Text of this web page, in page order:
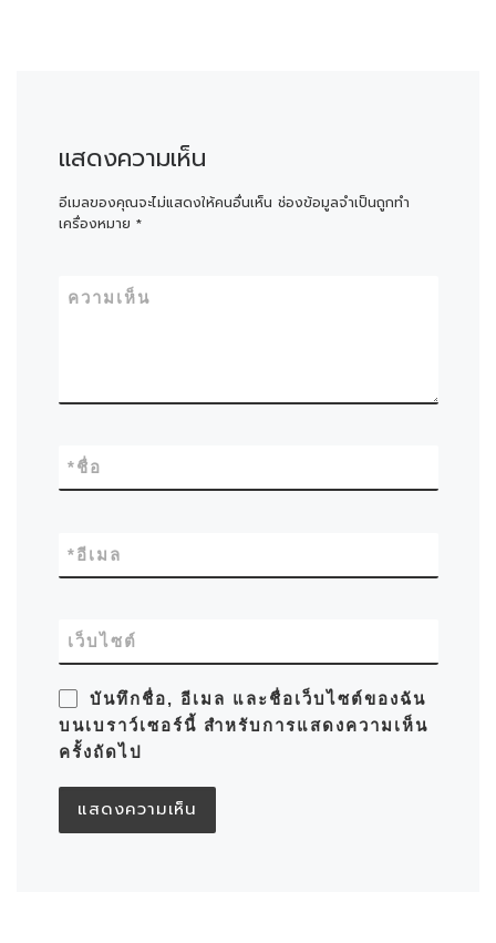
แสดงความเห็น
อีเมลของคุณจะไม่แสดงให้คนอื่นเห็น ช่องข้อมูลจำเป็นถูกทำ
เครื่องหมาย *
ความเห็น
ชื่อ
*
อีเมล
*
เว็บไซต์
บันทึกชื่อ, อีเมล และชื่อเว็บไซต์ของฉัน
บนเบราว์เซอร์นี้ สำหรับการแสดงความเห็น
ครั้งถัดไป